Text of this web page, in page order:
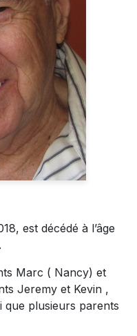
est décédé à l’âge
Marc ( Nancy) et
Jeremy et Kevin ,
que plusieurs parents